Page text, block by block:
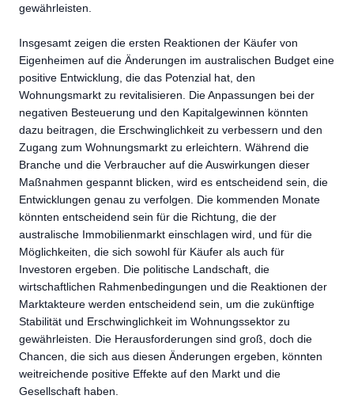
gewährleisten.
Insgesamt zeigen die ersten Reaktionen der Käufer von
Eigenheimen auf die Änderungen im australischen Budget eine
positive Entwicklung, die das Potenzial hat, den
Wohnungsmarkt zu revitalisieren. Die Anpassungen bei der
negativen Besteuerung und den Kapitalgewinnen könnten
dazu beitragen, die Erschwinglichkeit zu verbessern und den
Zugang zum Wohnungsmarkt zu erleichtern. Während die
Branche und die Verbraucher auf die Auswirkungen dieser
Maßnahmen gespannt blicken, wird es entscheidend sein, die
Entwicklungen genau zu verfolgen. Die kommenden Monate
könnten entscheidend sein für die Richtung, die der
australische Immobilienmarkt einschlagen wird, und für die
Möglichkeiten, die sich sowohl für Käufer als auch für
Investoren ergeben. Die politische Landschaft, die
wirtschaftlichen Rahmenbedingungen und die Reaktionen der
Marktakteure werden entscheidend sein, um die zukünftige
Stabilität und Erschwinglichkeit im Wohnungssektor zu
gewährleisten. Die Herausforderungen sind groß, doch die
Chancen, die sich aus diesen Änderungen ergeben, könnten
weitreichende positive Effekte auf den Markt und die
Gesellschaft haben.